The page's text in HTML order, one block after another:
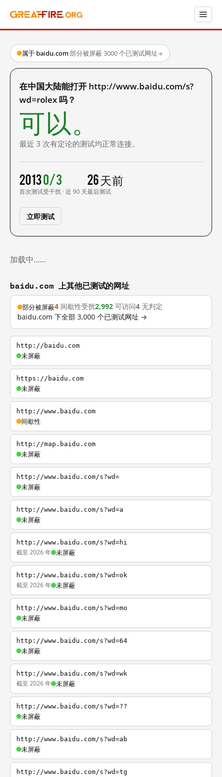
属于 baidu.com·部分被屏蔽·3000 个已测试网址→
在中国大陆能打开 http://www.baidu.com/s?
wd=rolex 吗？
可以。
最近 3 次有定论的测试均正常连接。
2013
首次测试
0/3
受干扰 · 近 90 天
26 天前
最后测试
立即测试
加载中……
baidu.com 上其他已测试的网址
部分被屏蔽4 间歇性受扰2,992 可访问4 无判定
baidu.com 下全部 3,000 个已测试网址 →
http://baidu.com
未屏蔽
https://baidu.com
未屏蔽
http://www.baidu.com
间歇性
http://map.baidu.com
未屏蔽
http://www.baidu.com/s?wd=
未屏蔽
http://www.baidu.com/s?wd=a
未屏蔽
http://www.baidu.com/s?wd=hi
截至 2026 年 未屏蔽
http://www.baidu.com/s?wd=ok
截至 2026 年 未屏蔽
http://www.baidu.com/s?wd=mo
未屏蔽
http://www.baidu.com/s?wd=64
未屏蔽
http://www.baidu.com/s?wd=wk
截至 2026 年 未屏蔽
http://www.baidu.com/s?wd=??
未屏蔽
http://www.baidu.com/s?wd=ab
未屏蔽
http://www.baidu.com/s?wd=tg